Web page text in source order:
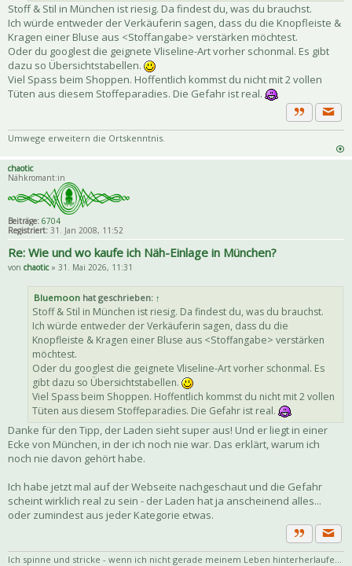
Stoff & Stil in München ist riesig. Da findest du, was du brauchst.
Ich würde entweder der Verkäuferin sagen, dass du die Knopfleiste &
Kragen einer Bluse aus <Stoffangabe> verstärken möchtest.
Oder du googlest die geignete Vliseline-Art vorher schonmal. Es gibt
dazu so Übersichtstabellen.
Viel Spass beim Shoppen. Hoffentlich kommst du nicht mit 2 vollen
Tüten aus diesem Stoffeparadies. Die Gefahr ist real.
Zitat
Umwege erweitern die Ortskenntnis.
chaotic
Nähkromant:in
Beiträge: 6704
Registriert: 31. Jan 2008, 11:52
Re: Wie und wo kaufe ich Näh-Einlage in München?
von chaotic» 31. Mai 2026, 11:31
Bluemoon hat geschrieben: ↑
Stoff & Stil in München ist riesig. Da findest du, was du brauchst.
Ich würde entweder der Verkäuferin sagen, dass du die
Knopfleiste & Kragen einer Bluse aus <Stoffangabe> verstärken
möchtest.
Oder du googlest die geignete Vliseline-Art vorher schonmal. Es
gibt dazu so Übersichtstabellen.
Viel Spass beim Shoppen. Hoffentlich kommst du nicht mit 2 vollen
Tüten aus diesem Stoffeparadies. Die Gefahr ist real.
Danke für den Tipp, der Laden sieht super aus! Und er liegt in einer
Ecke von München, in der ich noch nie war. Das erklärt, warum ich
noch nie davon gehört habe.
Ich habe jetzt mal auf der Webseite nachgeschaut und die Gefahr
scheint wirklich real zu sein - der Laden hat ja anscheinend alles...
oder zumindest aus jeder Kategorie etwas.
Zitat
Ich spinne und stricke - wenn ich nicht gerade meinem Leben hinterherlaufe...